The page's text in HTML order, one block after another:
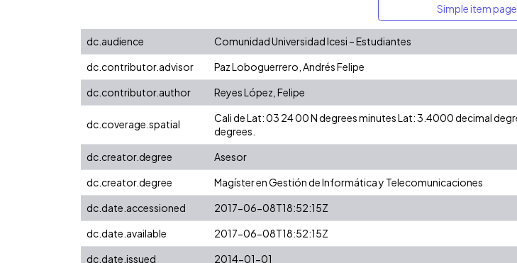
Simple item page
dc.audience Comunidad Universidad Icesi – Estudiantes
dc.contributor.advisor
Paz Loboguerrero, Andrés Felipe
dc.contributor.author
Reyes López, Felipe
dc.coverage.spatial
Cali de Lat: 03 24 00 N degrees minutes Lat: 3.4000 decimal
degrees.
dc.creator.degree Asesor
dc.creator.degree
Magíster en Gestión de Informática y Telecomunicaciones
dc.date.accessioned
2017-06-08T18:52:15Z
dc.date.available
2017-06-08T18:52:15Z
dc.date.issued
2014-01-01